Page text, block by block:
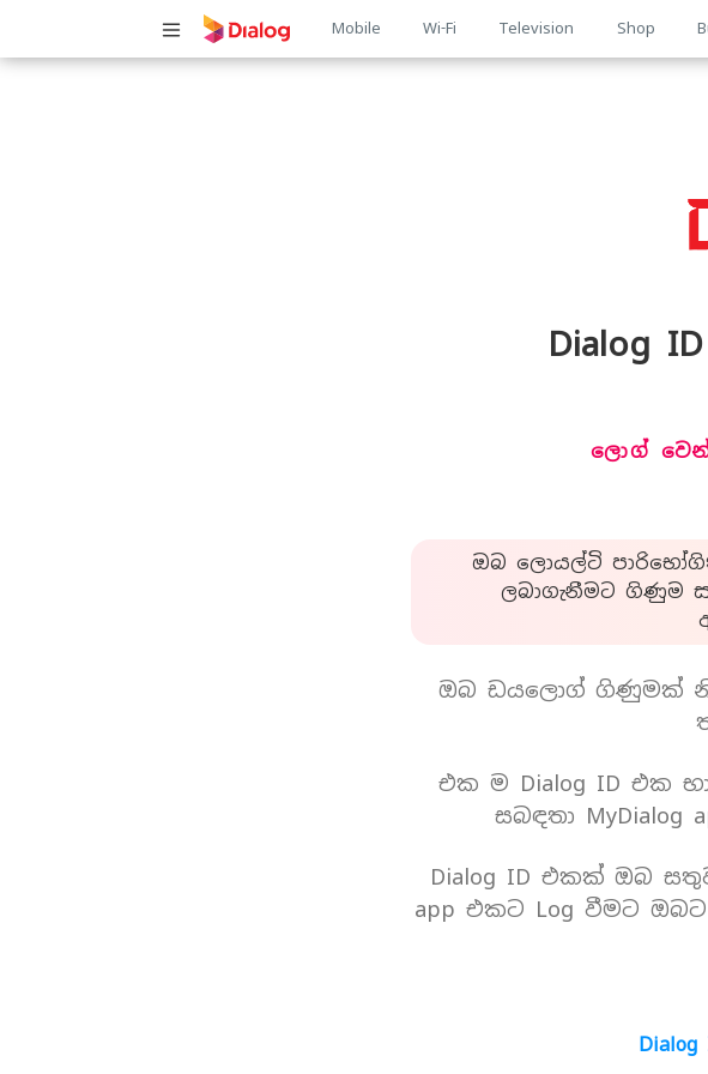
Main
Mobile Wi-Fi Television Shop
Dialog
ලොග්
ඔබ ලොයල්ටි
ලබාගැනීමට ගිණුම
ඔබ ඩයලොග් ගිණුමක්
එක ම Dialog ID එක
සබඳතා
Dialog ID එකක් ඔබ
app එකට Log වීමට